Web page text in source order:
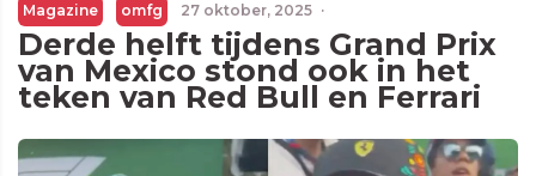
Magazine omfg 27 oktober, 2025 ·
Derde helft tijdens Grand Prix
van Mexico stond ook in het
teken van Red Bull en Ferrari